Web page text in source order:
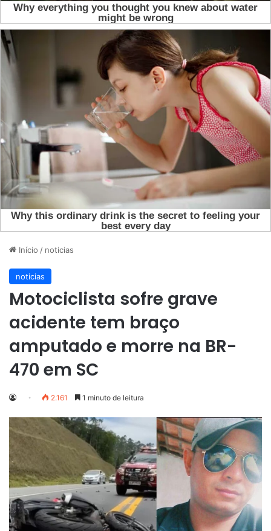
Início / noticias
noticias
Motociclista sofre grave
acidente tem braço
amputado e morre na BR-
470 em SC
2.161 1 minuto de leitura